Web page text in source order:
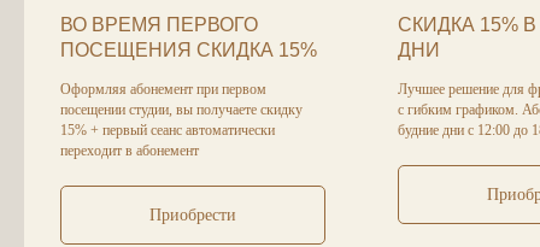
ВО ВРЕМЯ ПЕРВОГО
ПОСЕЩЕНИЯ СКИДКА 15%
Оформляя абонемент при первом
посещении студии, вы получаете скидку
15% + первый сеанс автоматически
переходит в абонемент
Приобрести
СКИДКА 15%
ДНИ
Лучшее решение для
с гибким графиком.
будние дни с 12:00 до